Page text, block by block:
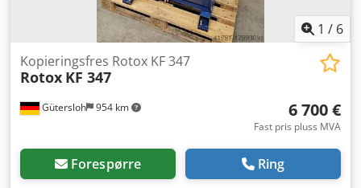
1 / 6
Gütersloh 954 km
Kopieringsfres Rotox KF 347
Rotox KF 347
6 700 €
Fast pris pluss MVA
Forespørre Ring